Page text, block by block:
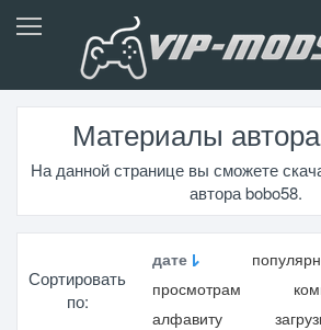
Материалы
На данной странице вы сможете
автора bobo58.
Сортировать
по:
дате
просмотрам
алфавиту